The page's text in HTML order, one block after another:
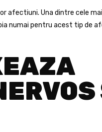
afectiuni. Una dintre cele
numai pentru acest tip de